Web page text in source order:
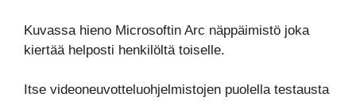
Kuvassa hieno Microsoftin Arc näppäimistö joka
kiertää helposti henkilöltä toiselle.
Itse videoneuvotteluohjelmistojen puolella testausta